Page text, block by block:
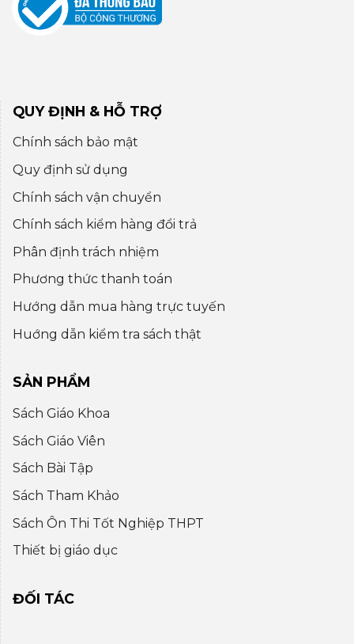
QUY ĐỊNH & HỖ TRỢ
Chính sách bảo mật
Quy định sử dụng
Chính sách vận chuyển
Chính sách kiểm hàng đổi trả
Phân định trách nhiệm
Phương thức thanh toán
Hướng dẫn mua hàng trực tuyến
Huớng dẫn kiểm tra sách thật
SẢN PHẨM
Sách Giáo Khoa
Sách Giáo Viên
Sách Bài Tập
Sách Tham Khảo
Sách Ôn Thi Tốt Nghiệp THPT
Thiết bị giáo dục
ĐỐI TÁC